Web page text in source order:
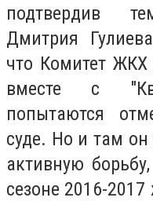
подтвердив
Дмитрия
что Комитет ЖКХ
вместе с
попытаются
суде. Но и там
активную
сезоне 2016-